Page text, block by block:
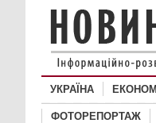
УКРАЇНА
ФОТОРЕПОРТАЖ